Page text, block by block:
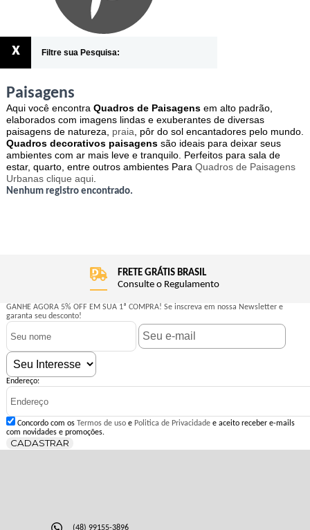
x Filtre sua Pesquisa:
Paisagens
Aqui você encontra Quadros de Paisagensem alto padrão,
elaborados com imagens lindas e exuberantes de diversas
paisagens de natureza, praia , pôr do sol encantadores pelo mundo.
Quadros decorativos paisagenssão ideais para deixar seus
ambientes com ar mais leve e tranquilo. Perfeitos para sala de
estar, quarto, entre outros ambientes Para Quadros de Paisagens
Urbanas clique aqui.
Nenhum registro encontrado.
FRETE GRÁTIS BRASIL
Consulte o Regulamento
GANHE AGORA 5% OFF EM SUA 1ª COMPRA! Se inscreva em nossa Newsletter e
garanta seu desconto!
Endereço:
Concordo com os Termos de usoe Politica de Privacidadee aceito receber e-mails
com novidades e promoções.
CADASTRAR
(48) 99155-3896